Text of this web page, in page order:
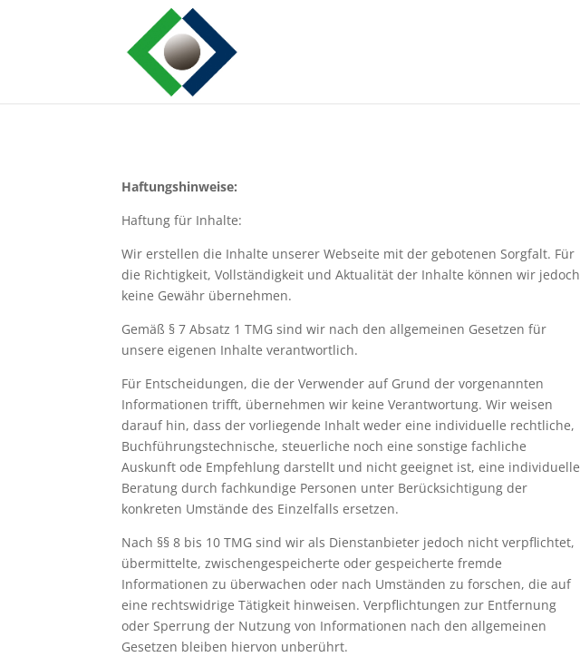
Haftungshinweise:
Haftung für Inhalte:
Wir erstellen die Inhalte unserer Webseite mit der gebotenen Sorgfalt. Für
die Richtigkeit, Vollständigkeit und Aktualität der Inhalte können wir jedoch
keine Gewähr übernehmen.
Gemäß § 7 Absatz 1 TMG sind wir nach den allgemeinen Gesetzen für
unsere eigenen Inhalte verantwortlich.
Für Entscheidungen, die der Verwender auf Grund der vorgenannten
Informationen trifft, übernehmen wir keine Verantwortung. Wir weisen
darauf hin, dass der vorliegende Inhalt weder eine individuelle rechtliche,
Buchführungstechnische, steuerliche noch eine sonstige fachliche
Auskunft ode Empfehlung darstellt und nicht geeignet ist, eine individuelle
Beratung durch fachkundige Personen unter Berücksichtigung der
konkreten Umstände des Einzelfalls ersetzen.
Nach §§ 8 bis 10 TMG sind wir als Dienstanbieter jedoch nicht verpflichtet,
übermittelte, zwischengespeicherte oder gespeicherte fremde
Informationen zu überwachen oder nach Umständen zu forschen, die auf
eine rechtswidrige Tätigkeit hinweisen. Verpflichtungen zur Entfernung
oder Sperrung der Nutzung von Informationen nach den allgemeinen
Gesetzen bleiben hiervon unberührt.